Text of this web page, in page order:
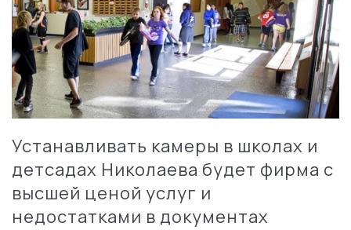
Устанавливать камеры в школах и
детсадах Николаева будет фирма с
высшей ценой услуг и
недостатками в документах